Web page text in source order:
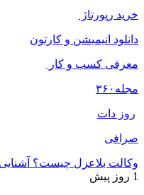
خرید رپورتاژ
دانلود انیمیشن و کارتون
معرفی کسب و کار
مجله ۳۶۰
روز دات
صرافی
وکالت بلاعزل چیست؟
1 روز پیش